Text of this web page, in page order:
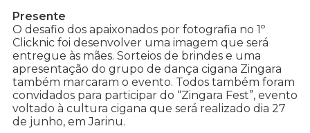
Presente
O desafio dos apaixonados por fotografia no 1º
Clicknic foi desenvolver uma imagem que será
entregue às mães. Sorteios de brindes e uma
apresentação do grupo de dança cigana Zingara
também marcaram o evento. Todos também foram
convidados para participar do “Zingara Fest”, evento
voltado à cultura cigana que será realizado dia 27
de junho, em Jarinu.